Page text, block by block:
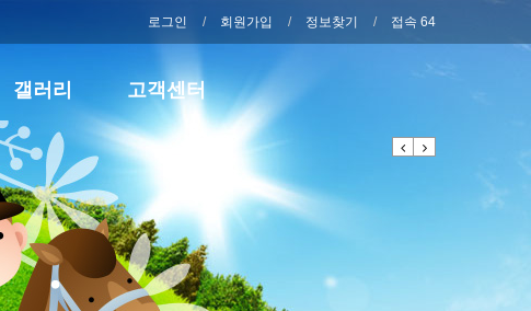
로그인 회원가입 정보찾기 접속 64
갤러리 고객센터
Previous
Next